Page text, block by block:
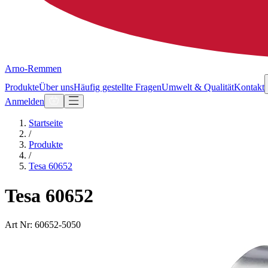
Arno-Remmen
ProdukteÜber unsHäufig gestellte FragenUmwelt & QualitätKontakt
Anmelden
Startseite
/
Produkte
/
Tesa 60652
Tesa 60652
Art Nr: 60652-5050